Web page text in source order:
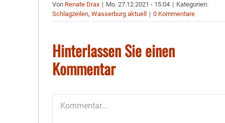
Von Renate Drax | Mo. 27.12.2021 - 15:04 | Kategorien:
Schlagzeilen,Wasserburg aktuell | 0 Kommentare
Hinterlassen Sie einen
Kommentar